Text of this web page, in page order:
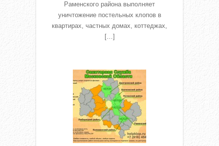
Раменского района выполняет
уничтожение постельных клопов в
квартирах, частных домах, коттеджах,
[…]